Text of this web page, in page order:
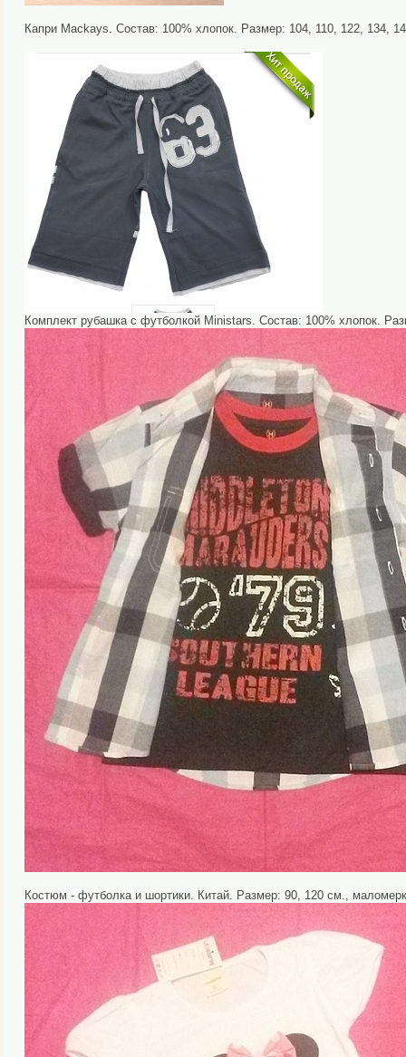
Капри Mackays. Состав: 100% хлопок. Размер: 104, 110, 122, 134,
Комплект рубашка с футболкой Ministars. Состав: 100% хлопок.
Костюм - футболка и шортики. Китай. Размер: 90, 120 см.,